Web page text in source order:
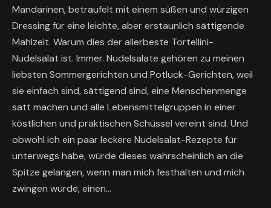
Mandarinen, beträufelt mit einem süßen und würzigen
Dressing für eine leichte, aber erstaunlich sättigende
Mahlzeit. Warum dies der allerbeste Tortellini-
Nudelsalat ist. Immer. Nudelsalate gehören zu meinen
liebsten Sommergerichten und Potluck-Gerichten, weil
sie einfach sind, sättigend sind, eine Menschenmenge
satt machen und alle Lebensmittelgruppen in einer
köstlichen und praktischen Schüssel vereint sind. Und
obwohl ich ein paar leckere Nudelsalat-Rezepte für
unterwegs habe, würde dieses wahrscheinlich an die
Spitze gelangen, wenn man mich festhalten und mich
zwingen würde, einen…